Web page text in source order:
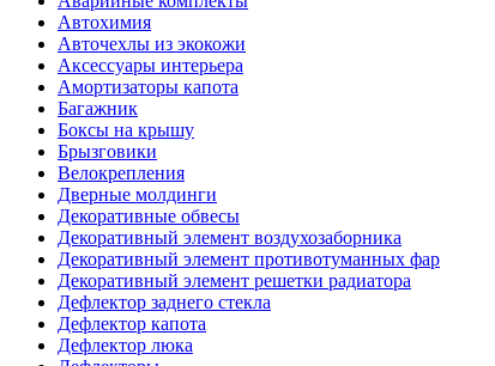
Автохимия
Авточехлы из экокожи
Аксессуары интерьера
Амортизаторы капота
Багажник
Боксы на крышу
Брызговики
Велокрепления
Дверные молдинги
Декоративные обвесы
Декоративный элемент воздухозаборника
Декоративный элемент противотуманных фар
Декоративный элемент решетки радиатора
Дефлектор заднего стекла
Дефлектор капота
Дефлектор люка